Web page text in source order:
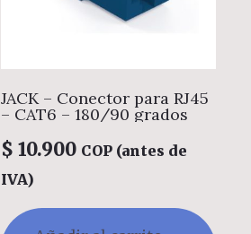
JACK – Conector para RJ45
– CAT6 – 180/90 grados
$ 10.900 COP (antes de
IVA)